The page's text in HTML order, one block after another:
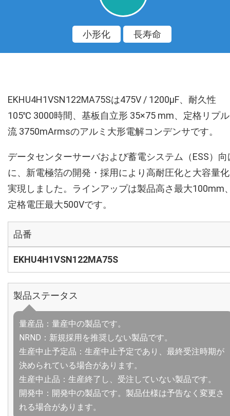
小形化 長寿命
EKHU4H1VSN122MA75Sは475V / 1200µF、耐久性
105℃ 3000時間、基板自立形 35×75 mm、定格リプ
流 3750mArmsのアルミ大形電解コンデンサです。
データセンターサーバおよび蓄電システム（ESS）向
に、新電極箔の開発・採用により高耐圧化と大容量
実現しました。ラインアップは製品高さ最大100mm
定格電圧最大500Vです。
品番
EKHU4H1VSN122MA75S
製品ステータス
量産品：量産中の製品です。
NRND：新規採用を推奨しない製品です。
生産中止予定品：生産中止予定であり、最終受注時期が
決められている場合があります。
生産中止品：生産終了し、受注していない製品です。
開発中：開発中の製品です。製品仕様は予告なく変更さ
れる場合があります。